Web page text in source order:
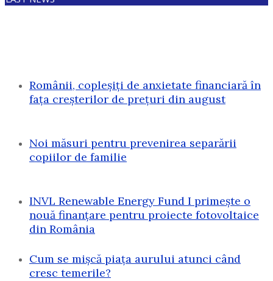
Românii, copleșiți de anxietate financiară în
fața creșterilor de prețuri din august
Noi măsuri pentru prevenirea separării
copiilor de familie
INVL Renewable Energy Fund I primește o
nouă finanțare pentru proiecte fotovoltaice
din România
Cum se mișcă piața aurului atunci când
cresc temerile?